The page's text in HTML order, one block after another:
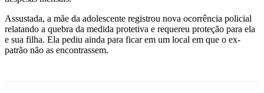
Assustada, a mãe da adolescente registrou nova ocorrência policial
relatando a quebra da medida protetiva e requereu proteção para ela
e sua filha. Ela pediu ainda para ficar em um local em que o ex-
patrão não as encontrassem.